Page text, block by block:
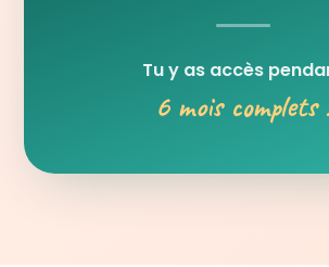
Tu y as accès
6 mois complets